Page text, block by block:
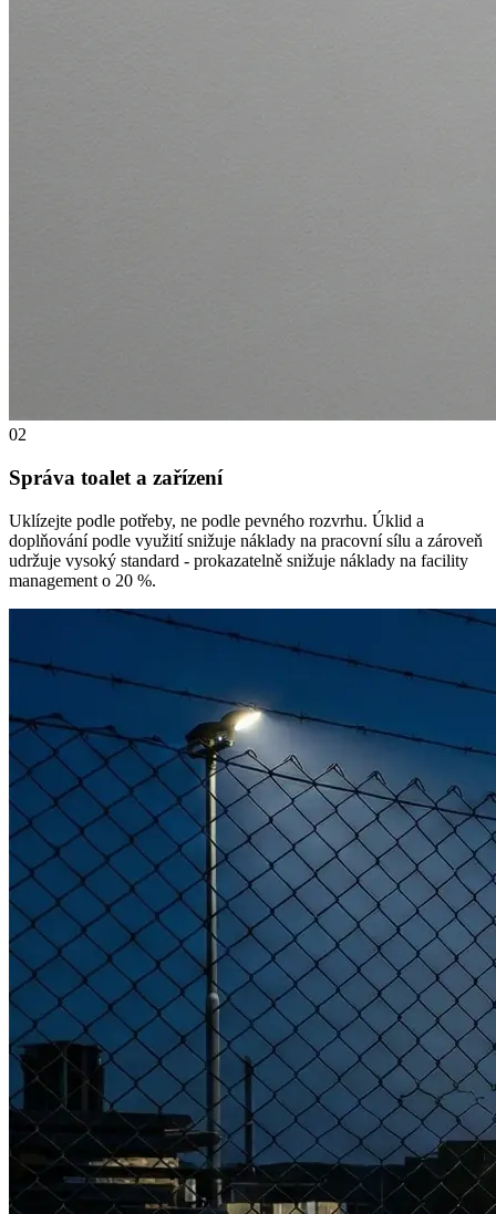
02
Správa toalet a zařízení
Uklízejte podle potřeby, ne podle pevného rozvrhu. Úklid a
doplňování podle využití snižuje náklady na pracovní sílu a zároveň
udržuje vysoký standard - prokazatelně snižuje náklady na facility
management o 20 %.